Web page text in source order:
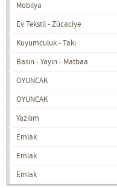
Mobilya
Ev Tekstil - Zücaciye
Kuyumculuk - Takı
Basın - Yayın - Matbaa
OYUNCAK
OYUNCAK
Yazılım
Emlak
Emlak
Emlak